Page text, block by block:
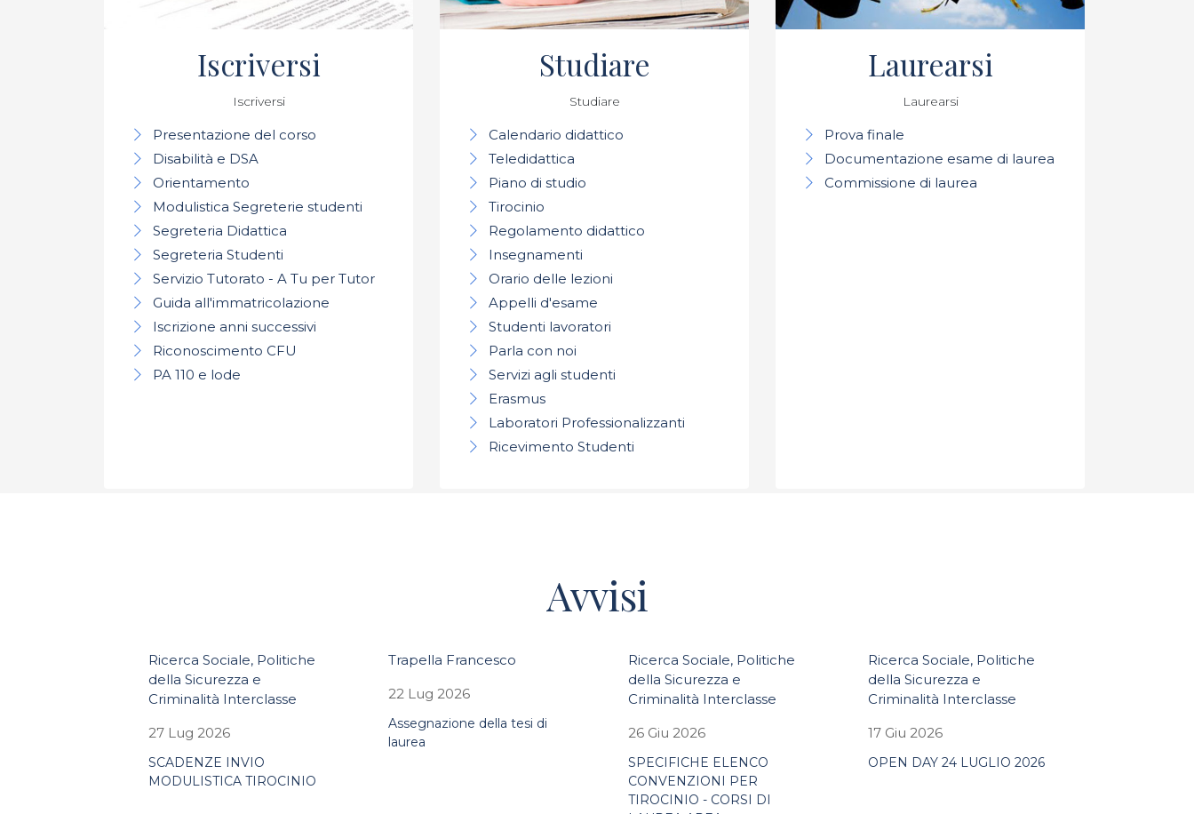
Iscriversi
Iscriversi
Presentazione del corso
Disabilità e DSA
Orientamento
Modulistica Segreterie studenti
Segreteria Didattica
Segreteria Studenti
Servizio Tutorato - A Tu per Tutor
Guida all'immatricolazione
Iscrizione anni successivi
Riconoscimento CFU
PA 110 e lode
Studiare
Studiare
Calendario didattico
Teledidattica
Piano di studio
Tirocinio
Regolamento didattico
Insegnamenti
Orario delle lezioni
Appelli d'esame
Studenti lavoratori
Parla con noi
Servizi agli studenti
Erasmus
Laboratori Professionalizzanti
Ricevimento Studenti
Laurearsi
Laurearsi
Prova finale
Documentazione esame di laurea
Commissione di laurea
Avvisi
Ricerca Sociale, Politiche
della Sicurezza e
Criminalità Interclasse
27 Lug 2026
SCADENZE INVIO
MODULISTICA TIROCINIO
Trapella Francesco
22 Lug 2026
Assegnazione della tesi di
laurea
Ricerca Sociale, Politiche
della Sicurezza e
Criminalità Interclasse
26 Giu 2026
SPECIFICHE ELENCO
CONVENZIONI PER
TIROCINIO - CORSI DI
Ricerca Sociale, Politiche
della Sicurezza e
Criminalità Interclasse
17 Giu 2026
OPEN DAY 24 LUGLIO 2026